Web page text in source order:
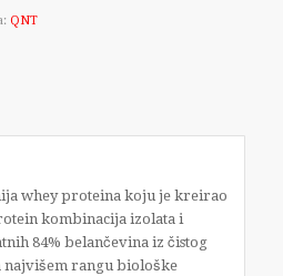
QNT
whey proteina koju je kreirao
kombinacija izolata i
84% belančevina iz čistog
rangu biološke